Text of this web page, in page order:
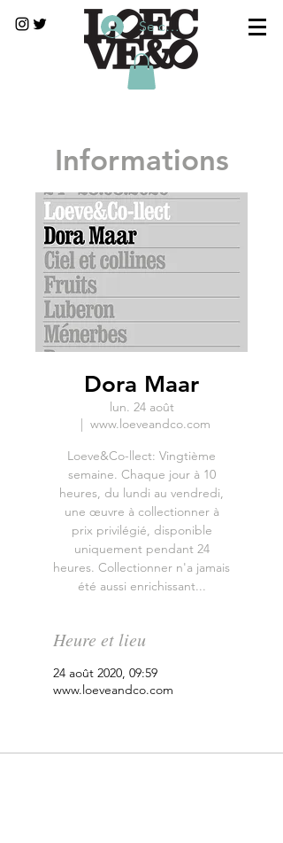
Se connecter
Informations
Dora Maar
lun. 24 août
  |
www.loeveandco.com
Loeve&Co-llect: Vingtième
semaine. Chaque jour à 10
heures, du lundi au vendredi,
une œuvre à collectionner à
prix privilégié, disponible
uniquement pendant 24
heures. Collectionner n'a jamais
été aussi enrichissant...
Heure et lieu
24 août 2020, 09:59
www.loeveandco.com